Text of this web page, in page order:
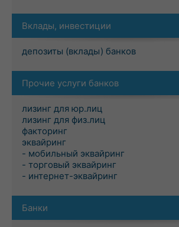
Вклады, инвестиции
депозиты (вклады) банков
Прочие услуги банков
лизинг для юр.лиц
лизинг для физ.лиц
факторинг
эквайринг
- мобильный эквайринг
- торговый эквайринг
- интернет-эквайринг
Банки